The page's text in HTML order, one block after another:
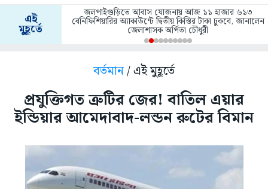
এই
মুহূর্তে
জলপাইগুড়িতে আবাস যোজনায় আজ ১১ হাজার ৬১৩
বেনিফিশিয়ারির অ্যাকাউন্টে দ্বিতীয় কিস্তির টাকা ঢুকবে, জানালেন
জেলাশাসক অর্পিতা চৌধুরী
বর্তমান/ এই মুহূর্তে
প্রযুক্তিগত ত্রুটির জের! বাতিল এয়ার
ইন্ডিয়ার আমেদাবাদ-লন্ডন রুটের বিমান